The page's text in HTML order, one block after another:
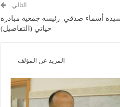
التالي
أسماء صدقي رئيسة جمعية مبادرة
حياتي (التفاصيل)
المزيد عن المؤلف